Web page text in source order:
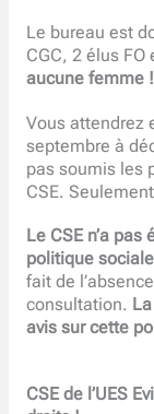
Le bureau est
CGC, 2 élus FO
aucune femme !
Vous attendrez
septembre à
pas soumis les
CSE.
Le CSE n’a
politique
fait de
consultation. La
avis sur cette
CSE de l’UES